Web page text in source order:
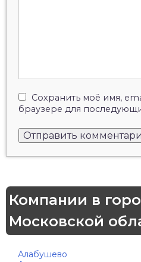
Сохранить моё имя,
браузере для
Компании в
Московской
Алабушево